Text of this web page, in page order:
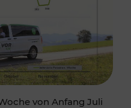
von Anfang Juli